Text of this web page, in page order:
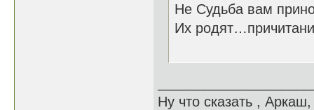
Не Судьба вам
Их
Ну что сказать ,